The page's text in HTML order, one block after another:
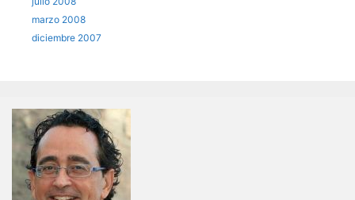
marzo 2008
diciembre 2007